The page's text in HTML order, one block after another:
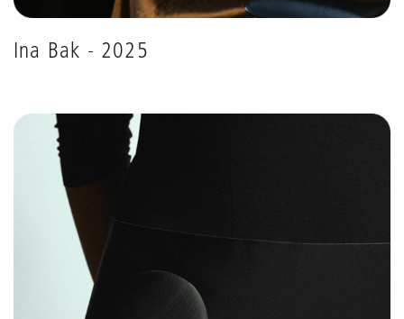
Ina Bak - 2025